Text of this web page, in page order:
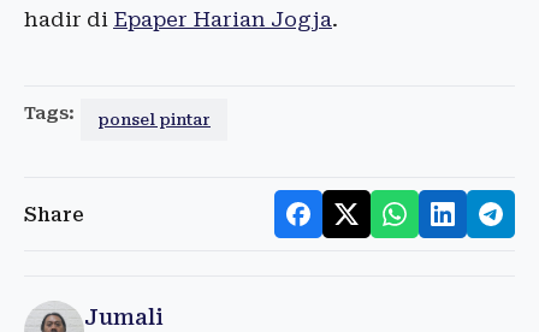
hadir di Epaper Harian Jogja.
Tags: ponsel pintar
Share
Jumali